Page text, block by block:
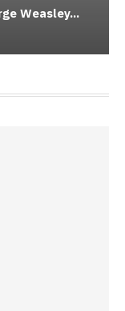
Weasley...